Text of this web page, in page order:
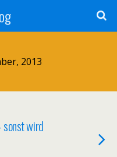
2013
wird